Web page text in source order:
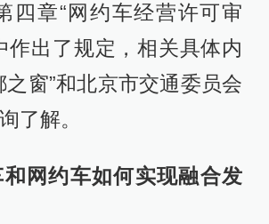
四章“网约车经营许可审
作出了规定，相关具体内
之窗”和北京市交通委员会
了解。
网约车如何实现融合发